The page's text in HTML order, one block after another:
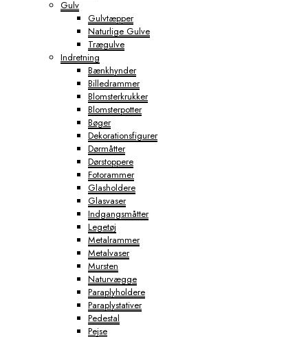
Gulv
Gulvtæpper
Naturlige Gulve
Trægulve
Indretning
Bænkhynder
Billedrammer
Blomsterkrukker
Blomsterpotter
Bøger
Dekorationsfigurer
Dørmåtter
Dørstoppere
Fotorammer
Glasholdere
Glasvaser
Indgangsmåtter
Legetøj
Metalrammer
Metalvaser
Mursten
Naturvægge
Paraplyholdere
Paraplystativer
Pedestal
Pejse